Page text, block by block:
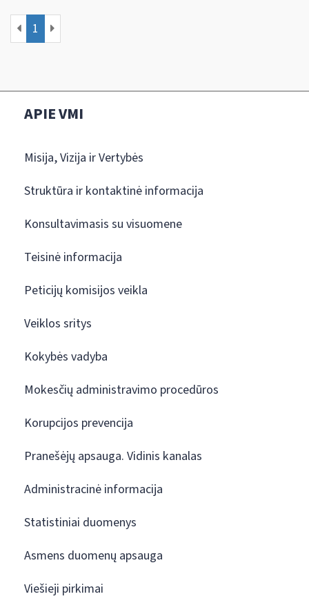
1
APIE VMI
Misija, Vizija ir Vertybės
Struktūra ir kontaktinė informacija
Konsultavimasis su visuomene
Teisinė informacija
Peticijų komisijos veikla
Veiklos sritys
Kokybės vadyba
Mokesčių administravimo procedūros
Korupcijos prevencija
Pranešėjų apsauga. Vidinis kanalas
Administracinė informacija
Statistiniai duomenys
Asmens duomenų apsauga
Viešieji pirkimai